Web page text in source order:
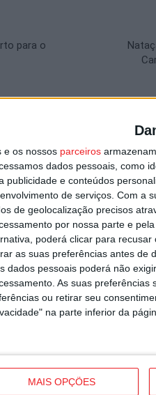
e os nossos parceiros
dados pessoais, como
publicidade e conteúdos
de serviços. Com a
de geolocalização precisos
por nossa parte e
poderá clicar para
as suas preferências antes de
dados pessoais poderá não
As suas
ou retirar seu
na parte inferior da
MAIS OPÇÕES
para o
distrito do